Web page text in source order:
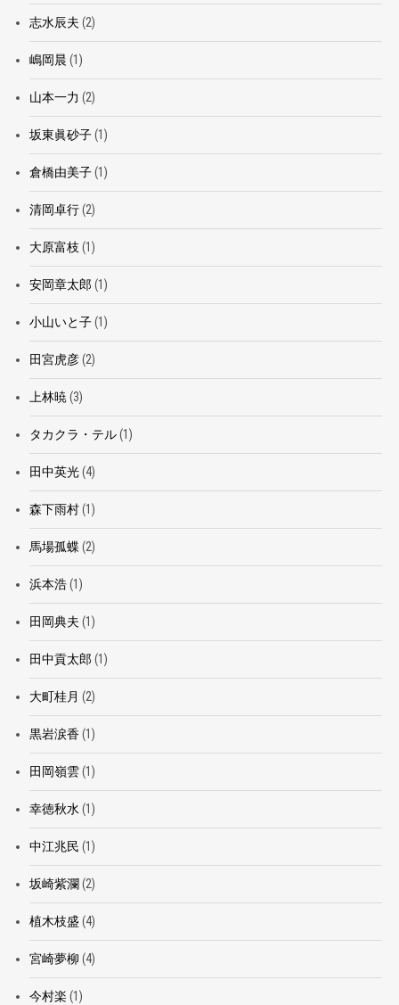
志水辰夫 (2)
嶋岡晨 (1)
山本一力 (2)
坂東眞砂子(1)
倉橋由美子(1)
清岡卓行(2)
大原富枝 (1)
安岡章太郎 (1)
小山いと子(1)
田宮虎彦(2)
上林暁 (3)
タカクラ・テル(1)
田中英光(4)
森下雨村(1)
馬場孤蝶 (2)
浜本浩(1)
田岡典夫 (1)
田中貢太郎 (1)
大町桂月 (2)
黒岩涙香(1)
田岡嶺雲(1)
幸徳秋水 (1)
中江兆民 (1)
坂崎紫瀾 (2)
植木枝盛 (4)
宮崎夢柳 (4)
今村楽 (1)